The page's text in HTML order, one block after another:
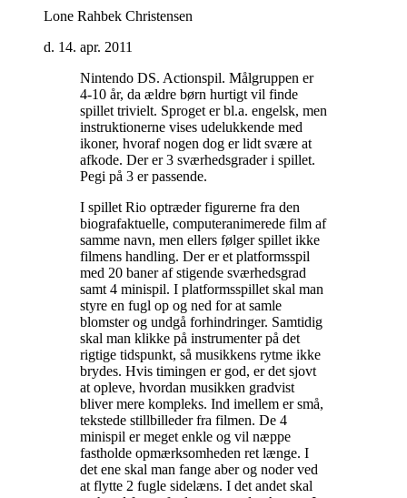
Lone Rahbek Christensen
d. 14. apr. 2011
Nintendo DS. Actionspil. Målgruppen er
4-10 år, da ældre børn hurtigt vil finde
spillet trivielt. Sproget er bl.a. engelsk, men
instruktionerne vises udelukkende med
ikoner, hvoraf nogen dog er lidt svære at
afkode. Der er 3 sværhedsgrader i spillet.
Pegi på 3 er passende.
I spillet Rio optræder figurerne fra den
biografaktuelle, computeranimerede film af
samme navn, men ellers følger spillet ikke
filmens handling. Der er et platformsspil
med 20 baner af stigende sværhedsgrad
samt 4 minispil. I platformsspillet skal man
styre en fugl op og ned for at samle
blomster og undgå forhindringer. Samtidig
skal man klikke på instrumenter på det
rigtige tidspunkt, så musikkens rytme ikke
brydes. Hvis timingen er god, er det sjovt
at opleve, hvordan musikken gradvist
bliver mere kompleks. Ind imellem er små,
tekstede stillbilleder fra filmen. De 4
minispil er meget enkle og vil næppe
fastholde opmærksomheden ret længe. I
det ene skal man fange aber og noder ved
at flytte 2 fugle sidelæns. I det andet skal